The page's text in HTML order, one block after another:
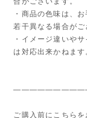
・商品の色味は、
若干異なる場合がご
・イメージ違いや
は対応出来かねます
ご購入前にこちら